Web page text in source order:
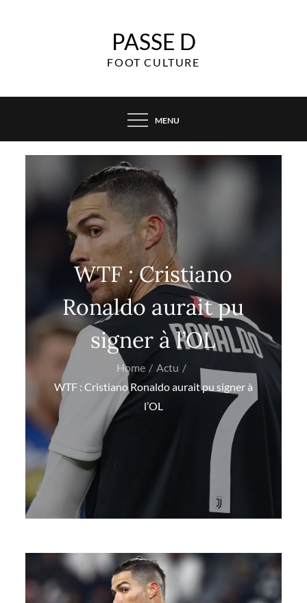
PASSE D
FOOT CULTURE
MENU
WTF : Cristiano
Ronaldo aurait pu
signer à l’OL
Home
Actu
WTF : Cristiano Ronaldo aurait pu signer à
l’OL